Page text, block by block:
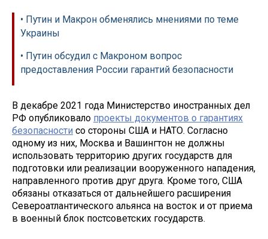
• Путин и Макрон обменялись мнениями по теме
Украины
• Путин обсудил с Макроном вопрос
предоставления России гарантий безопасности
В декабре 2021 года Министерство иностранных дел
РФ опубликовало проекты документов о гарантиях
безопасности со стороны США и НАТО. Согласно
одному из них, Москва и Вашингтон не должны
использовать территорию других государств для
подготовки или реализации вооруженного нападения,
направленного против друг друга. Кроме того, США
обязаны отказаться от дальнейшего расширения
Североатлантического альянса на восток и от приема
в военный блок постсоветских государств.